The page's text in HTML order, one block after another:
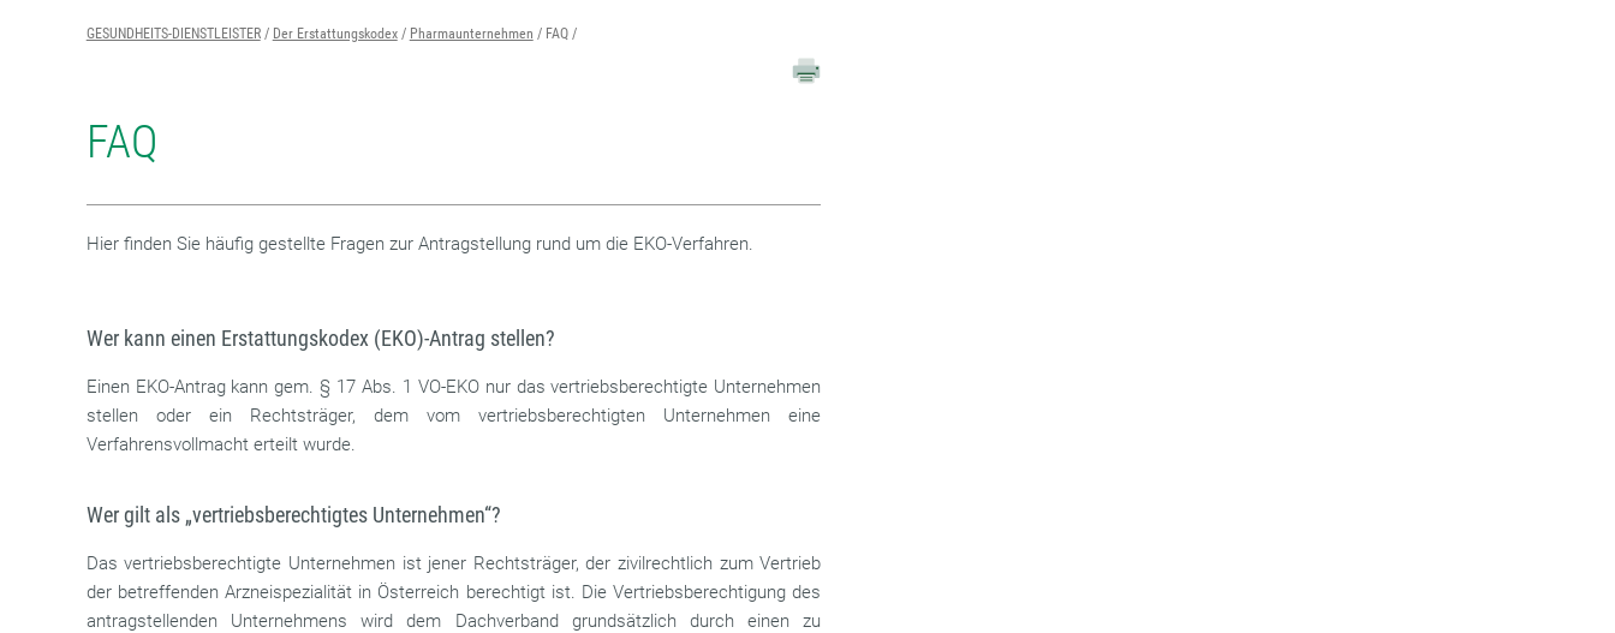
GESUNDHEITS-DIENSTLEISTER Der Erstattungskodex Pharmaunternehmen FAQ
FAQ
Hier finden Sie häufig gestellte Fragen zur Antragstellung rund um die EKO-Verfahren.
Wer kann einen Erstattungskodex (EKO)-Antrag stellen?
Einen EKO-Antrag kann gem. § 17 Abs. 1 VO-EKO nur das vertriebsberechtigte Unternehmen
stellen oder ein Rechtsträger, dem vom vertriebsberechtigten Unternehmen eine
Verfahrensvollmacht erteilt wurde.
Wer gilt als „vertriebsberechtigtes Unternehmen“?
Das vertriebsberechtigte Unternehmen ist jener Rechtsträger, der zivilrechtlich zum Vertrieb
der betreffenden Arzneispezialität in Österreich berechtigt ist. Die Vertriebsberechtigung des
antragstellenden Unternehmens wird dem Dachverband grundsätzlich durch einen zu